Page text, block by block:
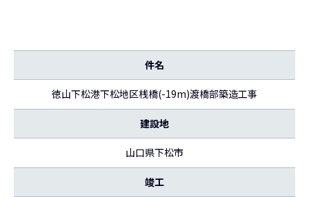
件名
徳山下松港下松地区桟橋(-19m)渡橋部築造工事
建設地
山口県下松市
竣工